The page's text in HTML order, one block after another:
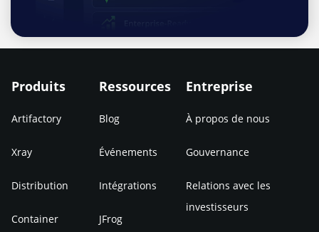
Produits
Artifactory
Xray
Distribution
Container
Ressources
Blog
Événements
Intégrations
JFrog
Entreprise
À propos de nous
Gouvernance
Relations avec les
investisseurs